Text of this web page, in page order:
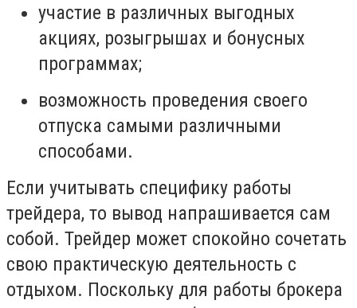
участие в различных выгодных
акциях, розыгрышах и бонусных
программах;
возможность проведения своего
отпуска самыми различными
способами.
Если учитывать специфику работы
трейдера, то вывод напрашивается сам
собой. Трейдер может спокойно сочетать
свою практическую деятельность с
отдыхом. Поскольку для работы брокера